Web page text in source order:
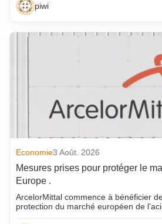
piwi
Economie3 Août. 2026
Mesures prises pour protéger le
Europe .
ArcelorMittal commence à bénéficier
protection du marché européen de